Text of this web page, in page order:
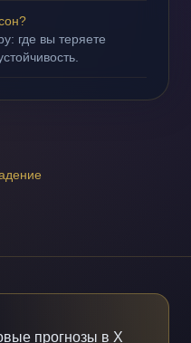
где вы теряете
прогнозы в X